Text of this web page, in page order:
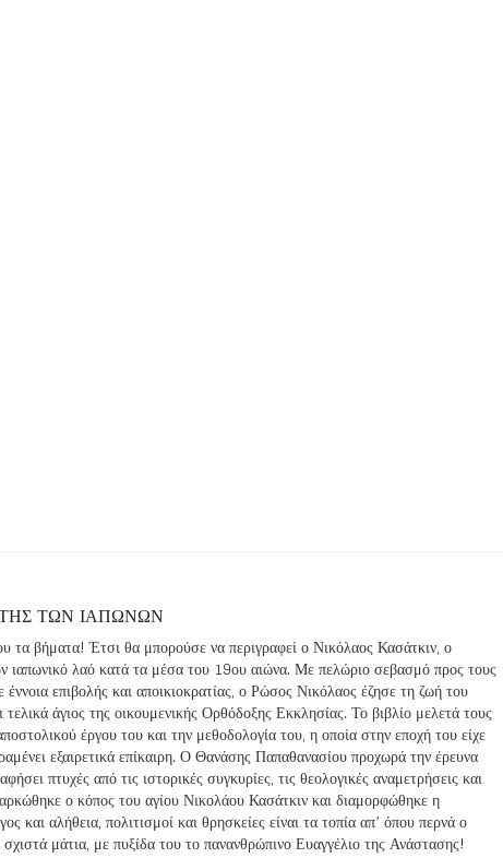
ΤΩΝ ΙΑΠΩΝΩΝ
τα βήματα! Έτσι θα μπορούσε να περιγραφεί ο Νικόλαος Κασάτκιν, ο
ιαπωνικό λαό κατά τα μέσα του 19ου αιώνα. Με πελώριο σεβασμό προς τους
επιβολής και αποικιοκρατίας, ο Ρώσος Νικόλαος έζησε τη ζωή του
άγιος της οικουμενικής Ορθόδοξης Εκκλησίας. Το βιβλίο μελετά τους
έργου του και την μεθοδολογία του, η οποία στην εποχή του είχε
εξαιρετικά επίκαιρη. Ο Θανάσης Παπαθανασίου προχωρά την έρευνα
πτυχές από τις ιστορικές συγκυρίες, τις θεολογικές αναμετρήσεις και
ο κόπος του αγίου Νικολάου Κασάτκιν και διαμορφώθηκε η
και αλήθεια, πολιτισμοί και θρησκείες είναι τα τοπία απ’ όπου περνά ο
μάτια, με πυξίδα του το πανανθρώπινο Ευαγγέλιο της Ανάστασης!